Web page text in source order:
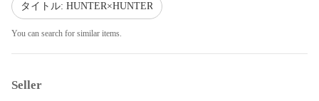
タイトル: HUNTER×HUNTER
You can search for similar items.
Seller